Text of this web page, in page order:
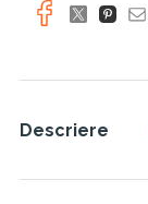
Descriere